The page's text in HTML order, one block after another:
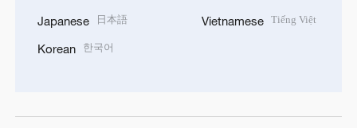
Japanese 日本語
Korean 한국어
Vietnamese Tiếng Việt